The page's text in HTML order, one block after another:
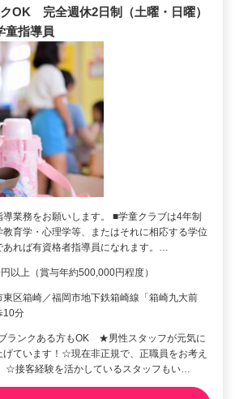
OK 完全週休2日制（土曜・日曜）
童指導員
業務をお願いします。 ■学童クラブは4年制
教育学・心理学等、またはそれに相応する学位
あれば有資格者指導員になれます。…
以上（賞与年約500,000円程度）
東区箱崎／福岡市地下鉄箱崎線「箱崎九大前
10分
ランクある方もOK ★男性スタッフが元気に
げています！☆現在非正規で、正職員をお考え
☆接客経験を活かしているスタッフもい…